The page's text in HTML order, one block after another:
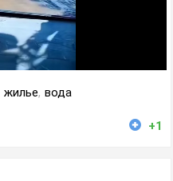
жилье, вода
+1